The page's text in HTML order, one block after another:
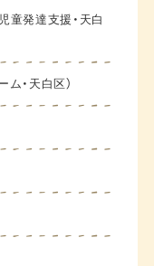
童発達支援・天白
・天白区）